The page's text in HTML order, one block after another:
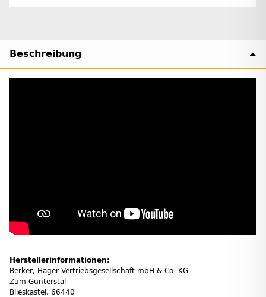
Beschreibung
Herstellerinformationen:
Berker, Hager Vertriebs­ge­sell­schaft mbH & Co. KG
Zum Gunter­stal
Blies­kastel, 66440